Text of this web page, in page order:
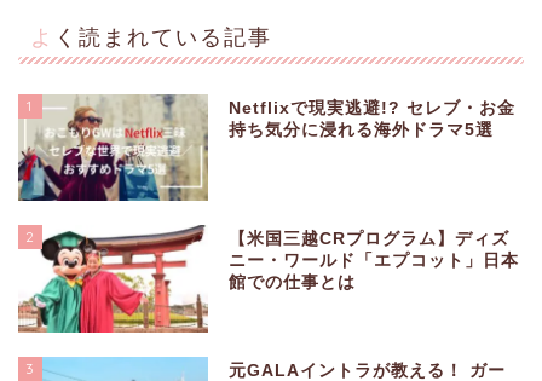
よく読まれている記事
1
Netflixで現実逃避!? セレブ・お金
持ち気分に浸れる海外ドラマ5選
2
【米国三越CRプログラム】ディズ
ニー・ワールド「エプコット」日本
館での仕事とは
3
元GALAイントラが教える！ ガー